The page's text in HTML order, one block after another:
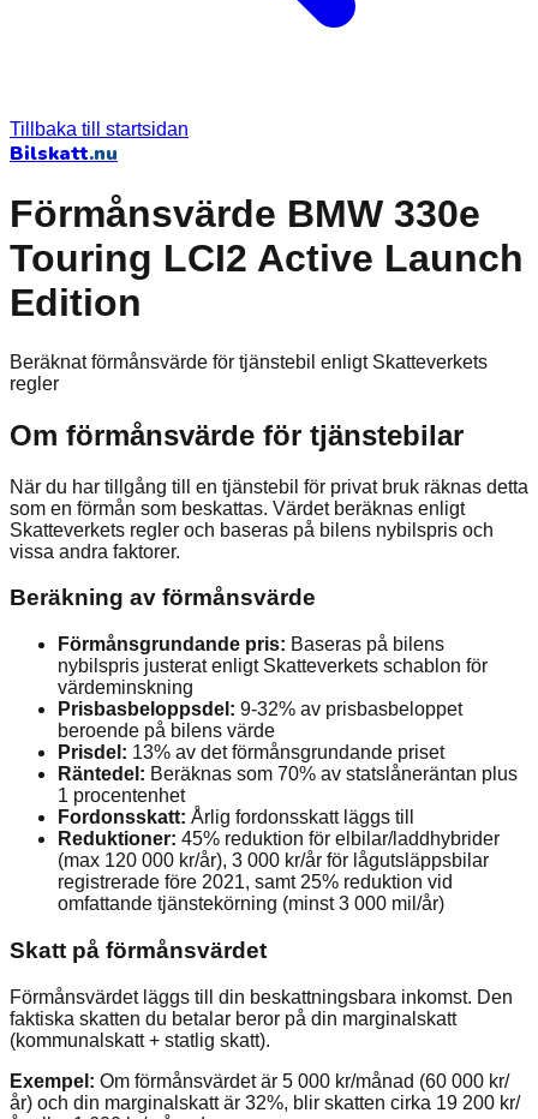
Tillbaka till startsidan
Bilskatt.nu
Förmånsvärde BMW 330e
Touring LCI2 Active Launch
Edition
Beräknat förmånsvärde för tjänstebil enligt Skatteverkets
regler
Om förmånsvärde för tjänstebilar
När du har tillgång till en tjänstebil för privat bruk räknas detta
som en förmån som beskattas. Värdet beräknas enligt
Skatteverkets regler och baseras på bilens nybilspris och
vissa andra faktorer.
Beräkning av förmånsvärde
Förmånsgrundande pris: Baseras på bilens
nybilspris justerat enligt Skatteverkets schablon för
värdeminskning
Prisbasbeloppsdel: 9-32% av prisbasbeloppet
beroende på bilens värde
Prisdel: 13% av det förmånsgrundande priset
Räntedel: Beräknas som 70% av statslåneräntan plus
1 procentenhet
Fordonsskatt: Årlig fordonsskatt läggs till
Reduktioner: 45% reduktion för elbilar/laddhybrider
(max 120 000 kr/år), 3 000 kr/år för lågutsläppsbilar
registrerade före 2021, samt 25% reduktion vid
omfattande tjänstekörning (minst 3 000 mil/år)
Skatt på förmånsvärdet
Förmånsvärdet läggs till din beskattningsbara inkomst. Den
faktiska skatten du betalar beror på din marginalskatt
(kommunalskatt + statlig skatt).
Exempel: Om förmånsvärdet är 5 000 kr/månad (60 000 kr/
år) och din marginalskatt är 32%, blir skatten cirka 19 200 kr/